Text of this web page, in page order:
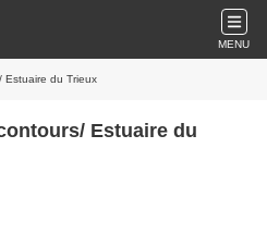
MENU
Estuaire du Trieux
Estuaire du